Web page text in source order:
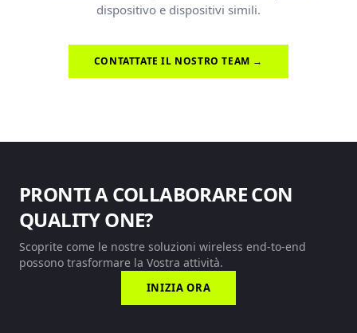
dispositivo e dispositivi simili.
CONTATTATE IL NOSTRO TEAM →
PRONTI A COLLABORARE CON
QUALITY ONE?
Scoprite come le nostre soluzioni wireless end-to-end
possono trasformare la Vostra attività.
INIZIA ORA